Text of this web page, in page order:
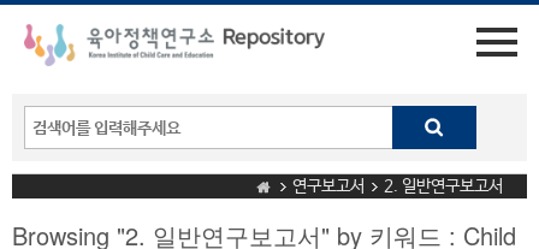
연구보고서 2. 일반연구보고서
Browsing "2. 일반연구보고서" by 키워드 : Child